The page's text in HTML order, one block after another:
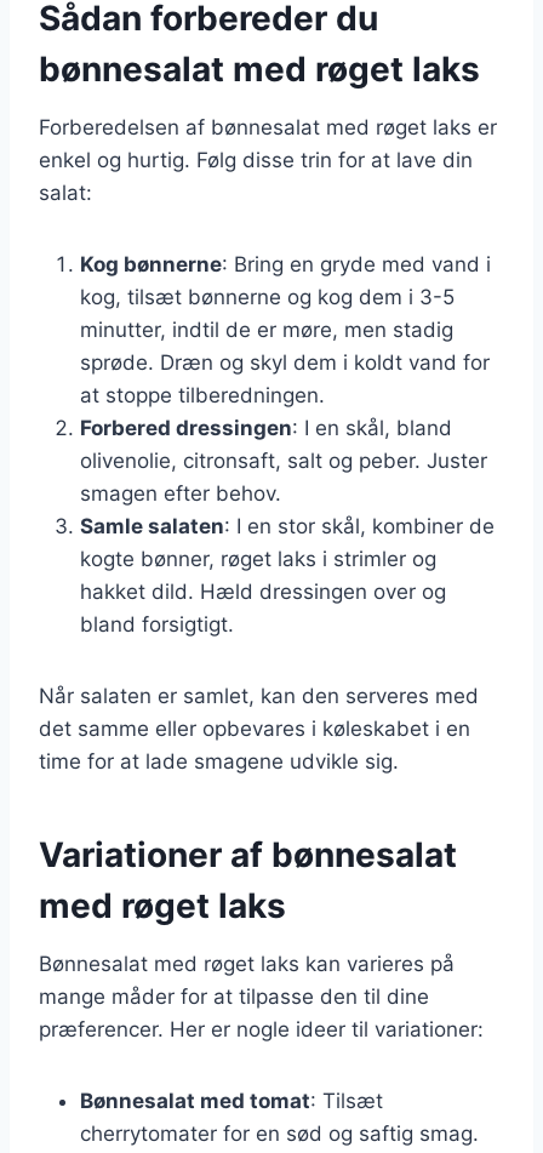
Sådan forbereder du
bønnesalat med røget laks
Forberedelsen af bønnesalat med røget laks er
enkel og hurtig. Følg disse trin for at lave din
salat:
Kog bønnerne: Bring en gryde med vand i
kog, tilsæt bønnerne og kog dem i 3-5
minutter, indtil de er møre, men stadig
sprøde. Dræn og skyl dem i koldt vand for
at stoppe tilberedningen.
Forbered dressingen: I en skål, bland
olivenolie, citronsaft, salt og peber. Juster
smagen efter behov.
Samle salaten: I en stor skål, kombiner de
kogte bønner, røget laks i strimler og
hakket dild. Hæld dressingen over og
bland forsigtigt.
Når salaten er samlet, kan den serveres med
det samme eller opbevares i køleskabet i en
time for at lade smagene udvikle sig.
Variationer af bønnesalat
med røget laks
Bønnesalat med røget laks kan varieres på
mange måder for at tilpasse den til dine
præferencer. Her er nogle ideer til variationer:
Bønnesalat med tomat: Tilsæt
cherrytomater for en sød og saftig smag.